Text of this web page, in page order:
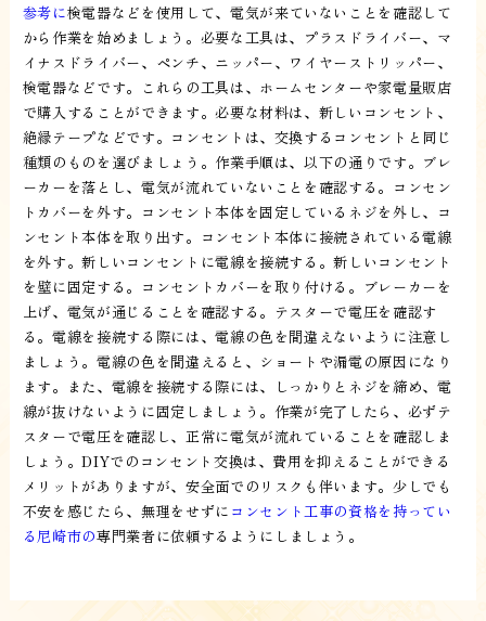
参考に検電器などを使用して、電気が来ていないことを確認して
から作業を始めましょう。必要な工具は、プラスドライバー、マ
イナスドライバー、ペンチ、ニッパー、ワイヤーストリッパー、
検電器などです。これらの工具は、ホームセンターや家電量販店
で購入することができます。必要な材料は、新しいコンセント、
絶縁テープなどです。コンセントは、交換するコンセントと同じ
種類のものを選びましょう。作業手順は、以下の通りです。ブレ
ーカーを落とし、電気が流れていないことを確認する。コンセン
トカバーを外す。コンセント本体を固定しているネジを外し、コ
ンセント本体を取り出す。コンセント本体に接続されている電線
を外す。新しいコンセントに電線を接続する。新しいコンセント
を壁に固定する。コンセントカバーを取り付ける。ブレーカーを
上げ、電気が通じることを確認する。テスターで電圧を確認す
る。電線を接続する際には、電線の色を間違えないように注意し
ましょう。電線の色を間違えると、ショートや漏電の原因になり
ます。また、電線を接続する際には、しっかりとネジを締め、電
線が抜けないように固定しましょう。作業が完了したら、必ずテ
スターで電圧を確認し、正常に電気が流れていることを確認しま
しょう。DIYでのコンセント交換は、費用を抑えることができる
メリットがありますが、安全面でのリスクも伴います。少しでも
不安を感じたら、無理をせずに コンセント工事の資格を持ってい
る尼崎市の専門業者に依頼するようにしましょう。